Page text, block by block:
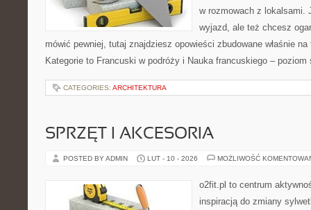
w rozmowach z lokalsami.
wyjazd, ale też chcesz
mówić pewniej, tutaj znajdziesz opowieści zbudowane właśnie
Kategorie to Francuski w podróży i Nauka francuskiego –
CATEGORIES: ARCHITEKTURA
SPRZĘT I AKCESORIA
POSTED BY ADMIN LUT - 10 - 2026 MOŻLIWOŚĆ
o2fit.pl to centrum
inspiracją do zmiany